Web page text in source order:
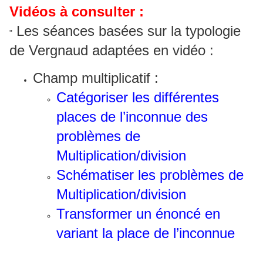
Vidéos à consulter :
" Les séances basées sur la typologie
de Vergnaud adaptées en vidéo :
Champ multiplicatif :
Catégoriser les différentes
places de l’inconnue des
problèmes de
Multiplication/division
Schématiser les problèmes de
Multiplication/division
Transformer un énoncé en
variant la place de l’inconnue